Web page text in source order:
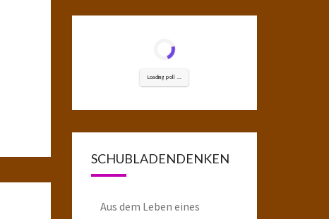
Loading poll ...
SCHUBLADENDENKEN
Aus dem Leben eines